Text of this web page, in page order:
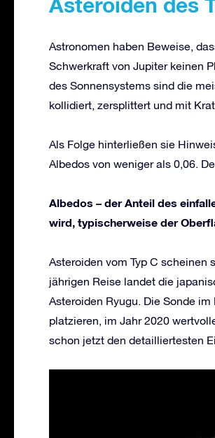
Astronomen haben Beweise,
Schwerkraft von Jupiter keinen
des Sonnensystems sind die
kollidiert, zersplittert und mit
Als Folge hinterließen sie
Albedos von weniger als 0,06.
Albedos – der Anteil des
wird, typischerweise der
Asteroiden vom Typ C scheinen
jährigen Reise landet die
Asteroiden Ryugu. Die Sonde
platzieren, im Jahr 2020
schon jetzt den detailliertesten